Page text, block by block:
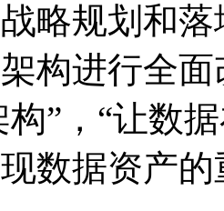
略规划和落
构进行全面
”，“让数
数据资产的